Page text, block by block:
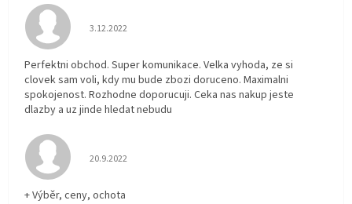
Hodnocení obchodu je 5 z 5 hvězdiček.
3.12.2022
Perfektni obchod. Super komunikace. Velka vyhoda, ze si
clovek sam voli, kdy mu bude zbozi doruceno. Maximalni
spokojenost. Rozhodne doporucuji. Ceka nas nakup jeste
dlazby a uz jinde hledat nebudu
Hodnocení obchodu je 5 z 5 hvězdiček.
20.9.2022
+ Výběr, ceny, ochota